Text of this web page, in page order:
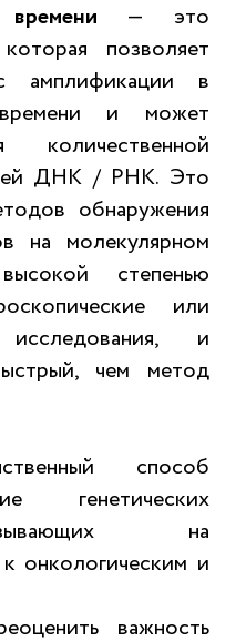
— это
позволяет
амплификации в
и может
количественной
ДНК / РНК. Это
обнаружения
на молекулярном
степенью
или
исследования, и
чем метод
способ
генетических
на
онкологическим и
важность